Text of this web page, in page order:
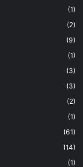
(1)
(2)
(9)
(1)
(3)
(3)
(2)
(1)
(61)
(14)
(1)